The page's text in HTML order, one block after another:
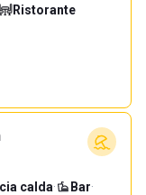
Ristorante
calda· Bar·